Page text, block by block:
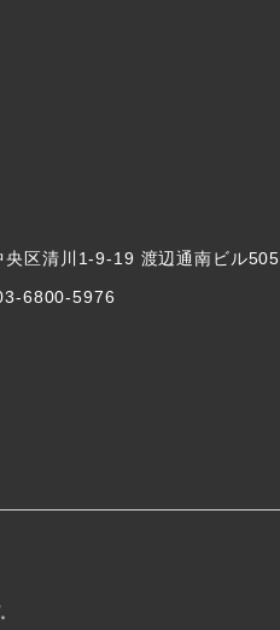
区清川1-9-19 渡辺通南ビル505
6800-5976